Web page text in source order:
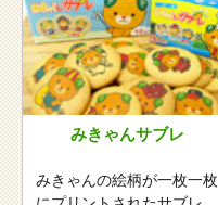
みきゃんサブレ
みきゃんの絵柄が一枚一枚